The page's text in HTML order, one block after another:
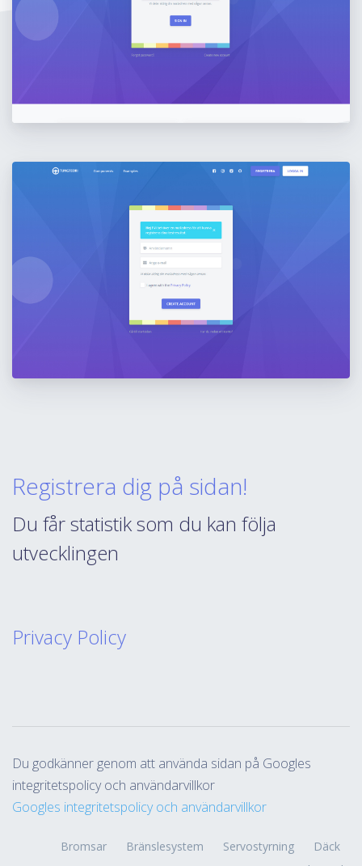
Registrera dig på sidan!
Du får statistik som du kan följa
utvecklingen
Privacy Policy
Du godkänner genom att använda sidan på Googles
integritetspolicy och användarvillkor
Googles integritetspolicy och användarvillkor
Bromsar Bränslesystem Servostyrning
Däck